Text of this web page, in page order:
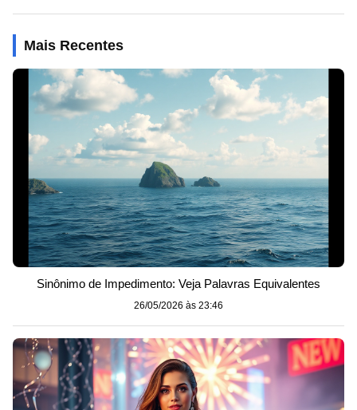
Mais Recentes
Sinônimo de Impedimento: Veja Palavras Equivalentes
26/05/2026 às 23:46